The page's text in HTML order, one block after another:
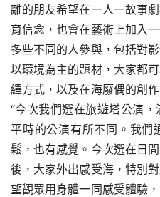
離的朋友希望在一人一故事
育信念，也會在藝術上加入
多些不同的人參與，包括對
以環境為主的題材，大家都
繹方式，以及在海廢偶的創
“今次我們選在旅遊塔公演
平時的公演有所不同。我們
鬆，也有感覺。今次選在日
後，大家外出感受海，特別
望觀眾用身體一同感受體驗